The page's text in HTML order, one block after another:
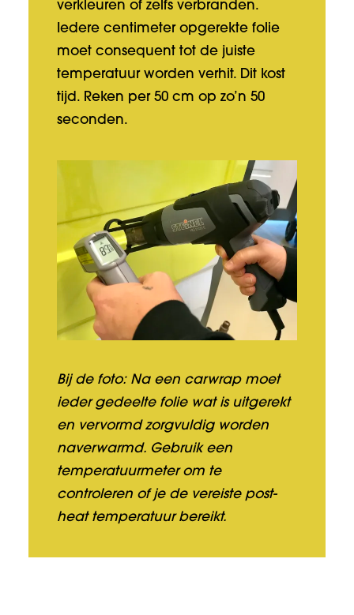
verkleuren of zelfs verbranden.
Iedere centimeter opgerekte folie
moet consequent tot de juiste
temperatuur worden verhit. Dit kost
tijd. Reken per 50 cm op zo’n 50
seconden.
Bij de foto: Na een carwrap moet
ieder gedeelte folie wat is uitgerekt
en vervormd zorgvuldig worden
naverwarmd. Gebruik een
temperatuurmeter om te
controleren of je de vereiste post-
heat temperatuur bereikt.